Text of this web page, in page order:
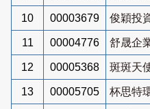
10 00003679 俊穎投
11 00004776 舒晟企
12 00005368 斑斑天
13 00005705 杯思特